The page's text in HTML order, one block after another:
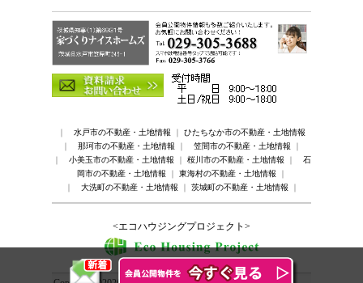
｜ 水戸市の不動産・土地情報 ｜ ひたちなか市の不動産・土地情報
｜ 那珂市の不動産・土地情報 ｜ 笠間市の不動産・土地情報 ｜
｜ 小美玉市の不動産・土地情報 ｜ 桜川市の不動産・土地情報 ｜ 石
岡市の不動産・土地情報 ｜ 東海村の不動産・土地情報 ｜
｜ 大洗町の不動産・土地情報 ｜ 茨城町の不動産・土地情報 ｜
<エコハウジングプロジェクト>